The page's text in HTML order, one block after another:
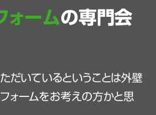
ォームの専門会
だいているということは外壁
ォームをお考えの方かと思